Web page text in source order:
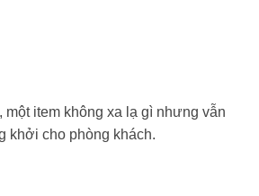
một item không xa lạ gì nhưng vẫn
khởi cho phòng khách.